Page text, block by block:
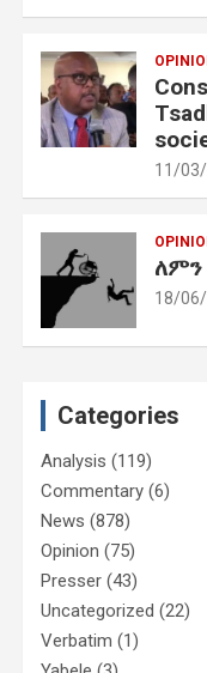
11/
ለምን
18/06/
Categories
Analysis (119)
Commentary (6)
News (878)
Opinion (75)
Presser (43)
Uncategorized (22)
Verbatim (1)